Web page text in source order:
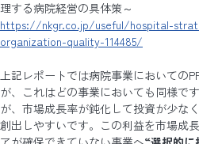
理する病院経営の具体策～
https://nkgr.co.jp/useful/hospital-
organization-quality-114485/
上記レポートでは病院事業においての
が、これはどの事業においても同様で
が、市場成長率が鈍化して投資が少な
創出しやすいです。この利益を市場成